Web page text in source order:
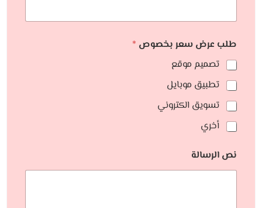
طلب عرض سعر بخصوص *
تصميم موقع
تطبيق موبايل
تسويق الكتروني
أخري
نص الرسالة